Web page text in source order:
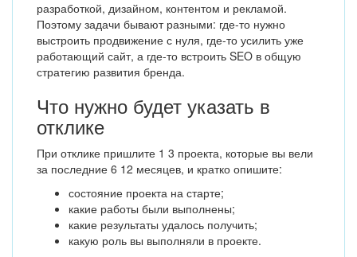
разработкой, дизайном, контентом и рекламой.
Поэтому задачи бывают разными: где-то нужно
выстроить продвижение с нуля, где-то усилить уже
работающий сайт, а где-то встроить SEO в общую
стратегию развития бренда.
Что нужно будет указать в
отклике
При отклике пришлите 1 3 проекта, которые вы вели
за последние 6 12 месяцев, и кратко опишите:
состояние проекта на старте;
какие работы были выполнены;
какие результаты удалось получить;
какую роль вы выполняли в проекте.